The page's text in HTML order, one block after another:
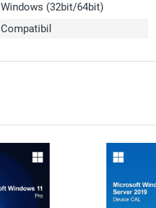
Windows (32bit/64bit)
Compatibil